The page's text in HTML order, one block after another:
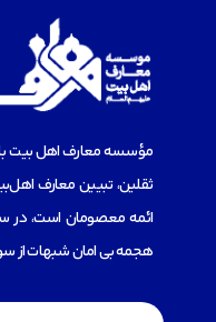
مؤسسه‌ معارف اهل بیت با
ثقلین، تبیین معارف
هجمه بی امان شبهات از